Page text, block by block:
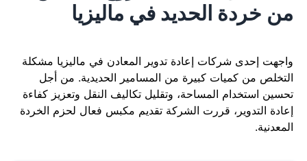
من خردة الحديد في ماليزيا
واجهت إحدى شركات إعادة تدوير المعادن في ماليزيا مشكلة
التخلص من كميات كبيرة من المسامير الحديدية. من أجل
تحسين استخدام المساحة، وتقليل تكاليف النقل وتعزيز كفاءة
إعادة التدوير، قررت الشركة تقديم مكبس فعال لحزم الخردة
المعدنية.